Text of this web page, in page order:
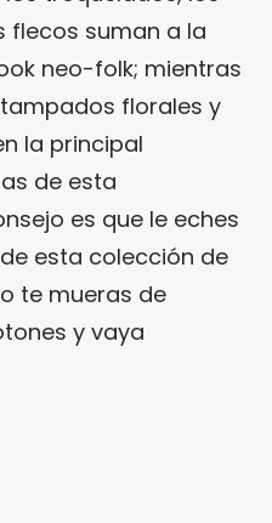
flecos suman a la
neo-folk; mientras
florales y
la principal
de esta
es que le eches
esta colección de
te mueras de
y vaya